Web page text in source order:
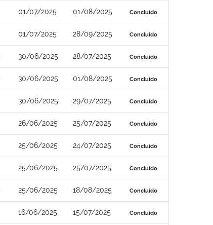
01/07/2025 01/08/2025 Concluído
01/07/2025 28/09/2025 Concluído
30/06/2025 28/07/2025 Concluído
30/06/2025 01/08/2025 Concluído
30/06/2025 29/07/2025 Concluído
26/06/2025 25/07/2025 Concluído
25/06/2025 24/07/2025 Concluído
25/06/2025 25/07/2025 Concluído
25/06/2025 18/08/2025 Concluído
16/06/2025 15/07/2025 Concluído